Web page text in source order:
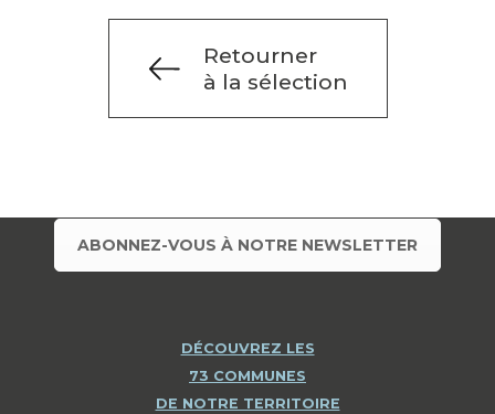
Retourner
à la sélection
ABONNEZ-VOUS À NOTRE NEWSLETTER
DÉCOUVREZ LES
73 COMMUNES
DE NOTRE TERRITOIRE